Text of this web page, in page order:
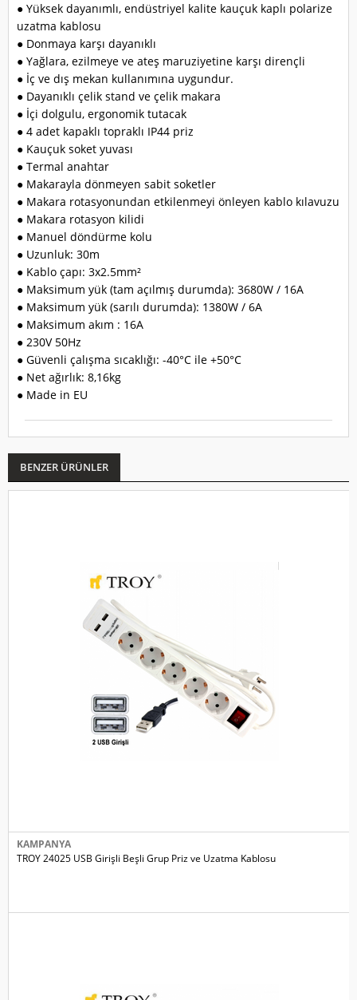
● Yüksek dayanımlı, endüstriyel kalite kauçuk kaplı polarize
uzatma kablosu
● Donmaya karşı dayanıklı
● Yağlara, ezilmeye ve ateş maruziyetine karşı dirençli
● İç ve dış mekan kullanımına uygundur.
● Dayanıklı çelik stand ve çelik makara
● İçi dolgulu, ergonomik tutacak
● 4 adet kapaklı topraklı IP44 priz
● Kauçuk soket yuvası
● Termal anahtar
● Makarayla dönmeyen sabit soketler
● Makara rotasyonundan etkilenmeyi önleyen kablo kılavuzu
● Makara rotasyon kilidi
● Manuel döndürme kolu
● Uzunluk: 30m
● Kablo çapı: 3x2.5mm²
● Maksimum yük (tam açılmış durumda): 3680W / 16A
● Maksimum yük (sarılı durumda): 1380W / 6A
● Maksimum akım : 16A
● 230V 50Hz
● Güvenli çalışma sıcaklığı: -40°C ile +50°C
● Net ağırlık: 8,16kg
● Made in EU
BENZER ÜRÜNLER
KAMPANYA
TROY 24025 USB Girişli Beşli Grup Priz ve Uzatma Kablosu